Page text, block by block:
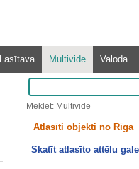
Lasītava Multivide Valoda
Meklēt: Multivide
Atlasīti objekti no Rīga
Skatīt atlasīto attēlu